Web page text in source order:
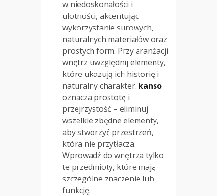
w niedoskonałości i
ulotności, akcentując
wykorzystanie surowych,
naturalnych materiałów oraz
prostych form. Przy aranżacji
wnętrz uwzględnij elementy,
które ukazują ich historię i
naturalny charakter. kanso
oznacza prostotę i
przejrzystość – eliminuj
wszelkie zbędne elementy,
aby stworzyć przestrzeń,
która nie przytłacza.
Wprowadź do wnętrza tylko
te przedmioty, które mają
szczególne znaczenie lub
funkcję.